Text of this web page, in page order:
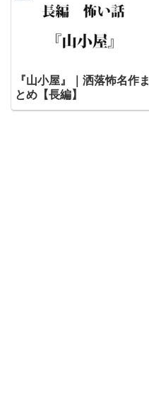
『山小屋』｜洒落怖名作ま
とめ【長編】